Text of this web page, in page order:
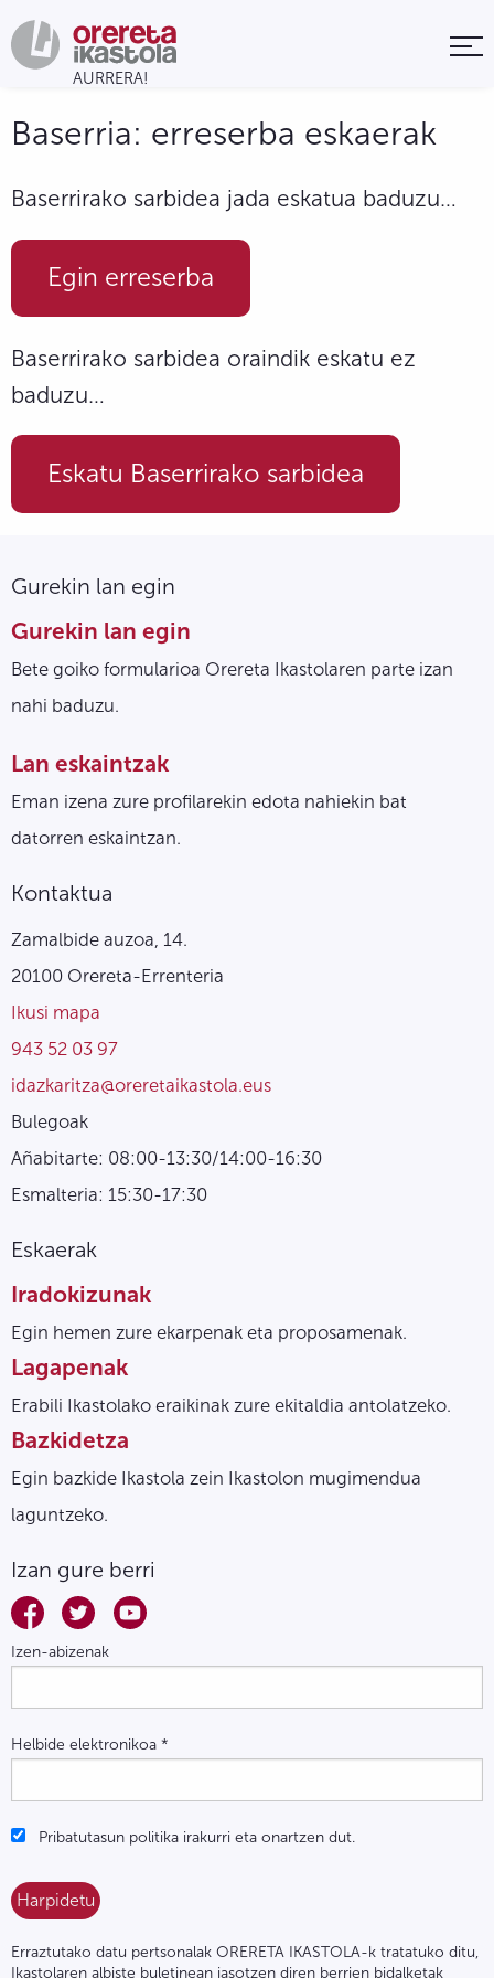
Baserria: erreserba eskaerak
Baserrirako sarbidea jada eskatua baduzu…
Egin erreserba
Baserrirako sarbidea oraindik eskatu ez
baduzu…
Eskatu Baserrirako sarbidea
Gurekin lan egin
Gurekin lan egin
Bete goiko formularioa Orereta Ikastolaren parte izan
nahi baduzu.
Lan eskaintzak
Eman izena zure profilarekin edota nahiekin bat
datorren eskaintzan.
Kontaktua
Zamalbide auzoa, 14.
20100 Orereta-Errenteria
Ikusi mapa
943 52 03 97
idazkaritza@oreretaikastola.eus
Bulegoak
Añabitarte: 08:00-13:30/14:00-16:30
Esmalteria: 15:30-17:30
Eskaerak
Iradokizunak
Egin hemen zure ekarpenak eta proposamenak.
Lagapenak
Erabili Ikastolako eraikinak zure ekitaldia antolatzeko.
Bazkidetza
Egin bazkide Ikastola zein Ikastolon mugimendua
laguntzeko.
Izan gure berri
Izen-abizenak
Helbide elektronikoa *
Pribatutasun politika irakurri eta onartzen dut.
Erraztutako datu pertsonalak ORERETA IKASTOLA-k tratatuko ditu,
Ikastolaren albiste buletinean jasotzen diren berrien bidalketak